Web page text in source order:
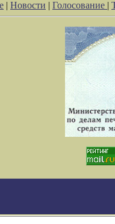
| Новости | Голосование |